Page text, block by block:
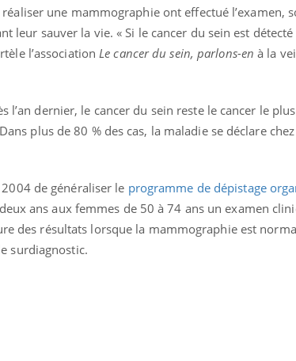
une mammographie ont effectué l’examen,
sauver la vie. « Si le cancer du sein est détecté
l’association Le cancer du sein, parlons-en à la
l’an dernier, le cancer du sein reste le cancer le
plus de 80 % des cas, la maladie se déclare
de généraliser le programme de dépistage
ans aux femmes de 50 à 74 ans un examen
des résultats lorsque la mammographie est
surdiagnostic.
Les troubles du sommeil
modifient votre cerveau !
Mon enfant est-il trop
Syndrome
quels sont
exercices